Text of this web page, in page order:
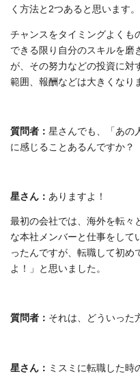
く方法と2つあると思います。
チャンスをタイミングよくも
できる限り自分のスキルを磨
が、その努力などの投資に対
範囲、報酬などは大きくなり
質問者： 星さんでも、「あの
に感じることあるんですか？
星さん： ありますよ！
最初の会社では、海外を転々
な本社メンバーと仕事をして
ったんですが、転職して初め
よ！」と思いました。
質問者： それは、どういった
星さん： ミスミに転職した時